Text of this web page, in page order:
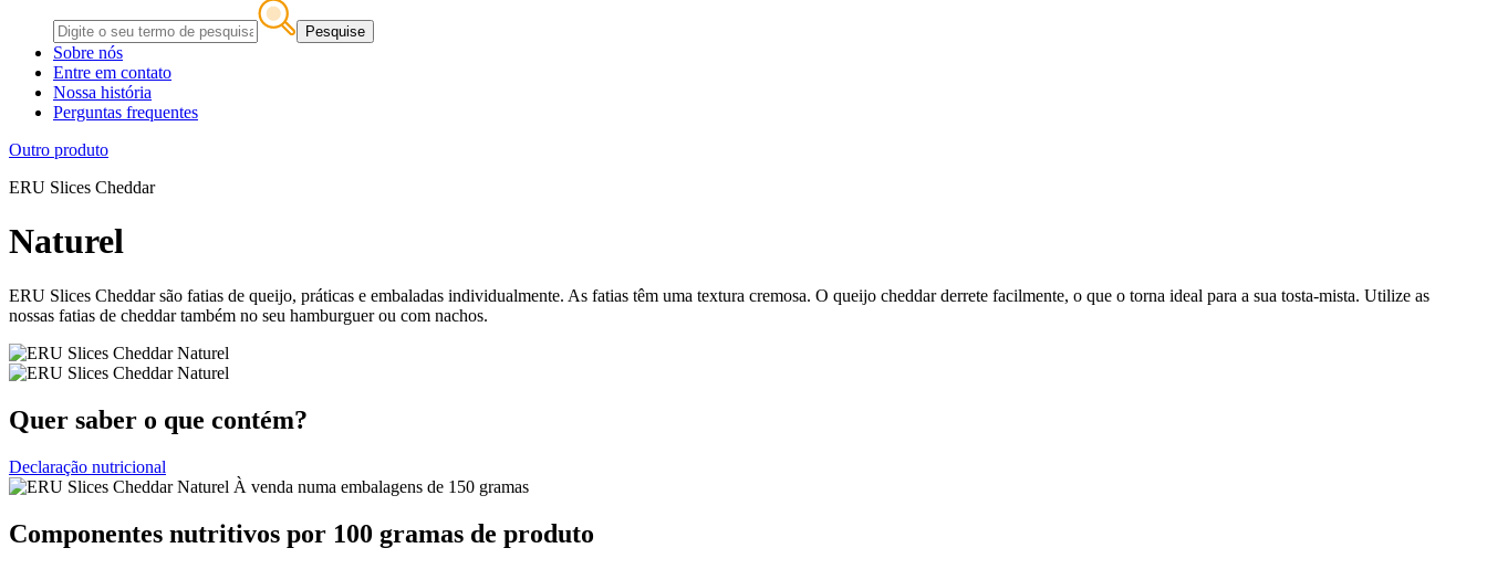
Pesquise
Sobre nós
Entre em contato
Nossa história
Perguntas frequentes
Outro produto
ERU Slices Cheddar
Naturel
ERU Slices Cheddar são fatias de queijo, práticas e embaladas individualmente. As fatias têm uma textura cremosa. O queijo cheddar derrete facilmente, o que o torna ideal para a sua tosta-mista. Utilize as
nossas fatias de cheddar também no seu hamburguer ou com nachos.
Quer saber o que contém?
Declaração nutricional
À venda numa embalagens de 150 gramas
Componentes nutritivos por 100 gramas de produto